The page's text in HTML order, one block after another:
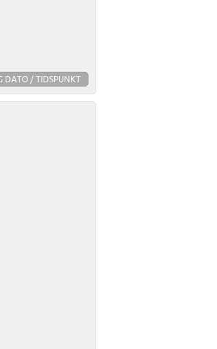
DATO / TIDSPUNKT